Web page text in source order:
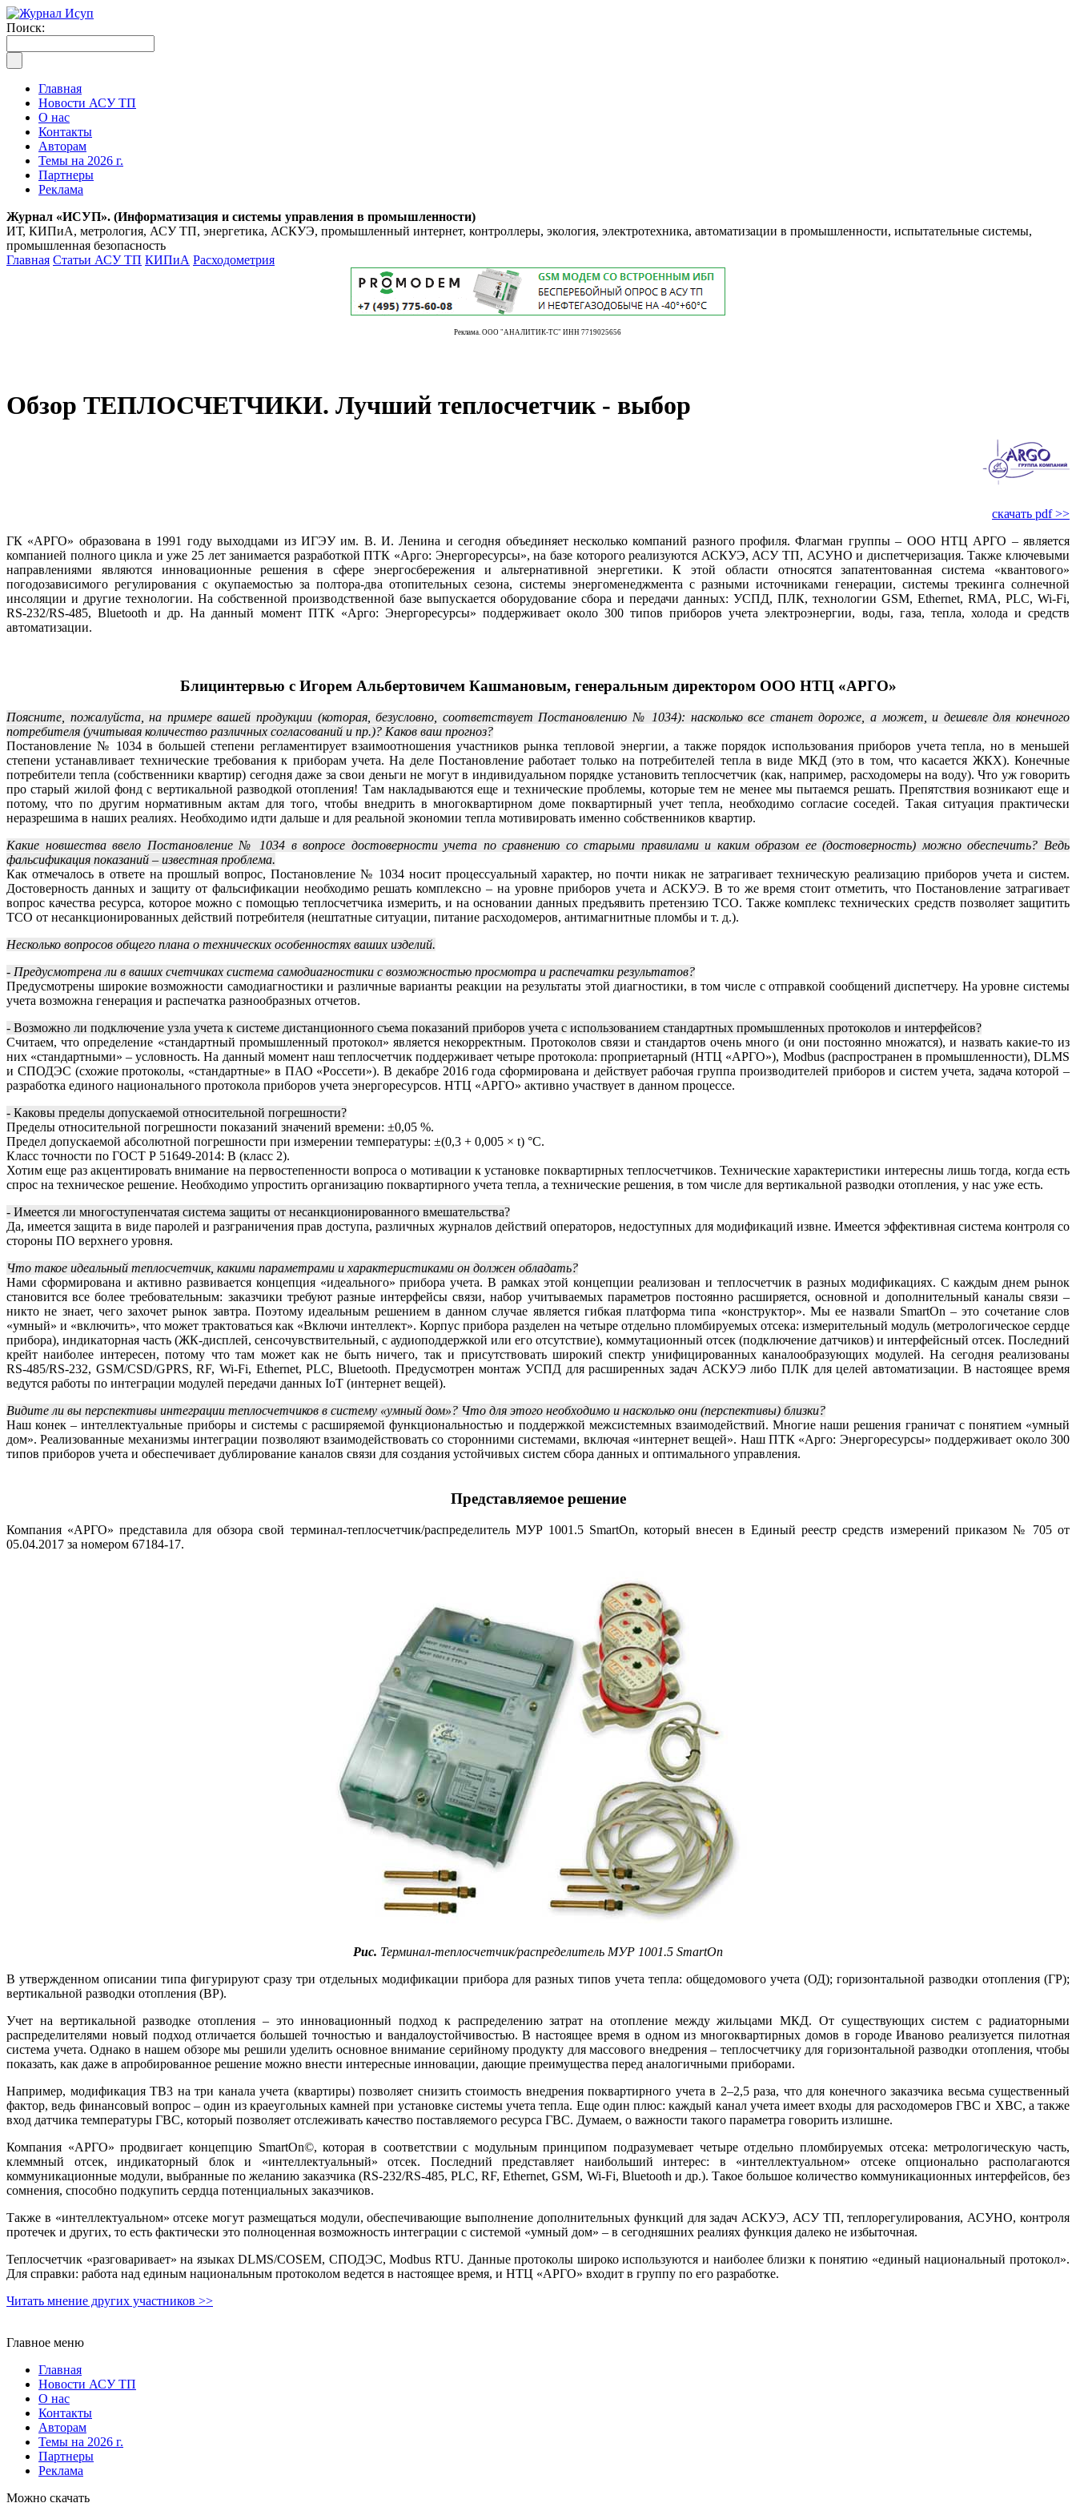
Поиск:
Главная
Новости АСУ ТП
О нас
Контакты
Авторам
Темы на 2026 г.
Партнеры
Реклама
Журнал «ИСУП». (Информатизация и системы управления в промышленности)
ИТ, КИПиА, метрология, АСУ ТП, энергетика, АСКУЭ, промышленный интернет, контроллеры, экология, электротехника, автоматизации в промышленности, испытательные системы,
промышленная безопасность
Главная Статьи АСУ ТП КИПиА Расходометрия
Реклама. ООО "АНАЛИТИК-ТС" ИНН 7719025656
Обзор ТЕПЛОСЧЕТЧИКИ. Лучший теплосчетчик - выбор
скачать pdf >>
ГК «АРГО» образована в 1991 году выходцами из ИГЭУ им. В. И. Ленина и сегодня объединяет несколько компаний разного профиля. Флагман группы – ООО НТЦ АРГО – является
компанией полного цикла и уже 25 лет занимается разработкой ПТК «Арго: Энергоресурсы», на базе которого реализуются АСКУЭ, АСУ ТП, АСУНО и диспетчеризация. Также ключевыми
направлениями являются инновационные решения в сфере энергосбережения и альтернативной энергетики. К этой области относятся запатентованная система «квантового»
погодозависимого регулирования с окупаемостью за полтора-два отопительных сезона, системы энергоменеджмента с разными источниками генерации, системы трекинга солнечной
инсоляции и другие технологии. На собственной производственной базе выпускается оборудование сбора и передачи данных: УСПД, ПЛК, технологии GSM, Ethernet, RMA, PLC, Wi-Fi,
RS‑232/RS‑485, Bluetooth и др. На данный момент ПТК «Арго: Энергоресурсы» поддерживает около 300 типов приборов учета электроэнергии, воды, газа, тепла, холода и средств
автоматизации.
Блицинтервью с Игорем Альбертовичем Кашмановым, генеральным директором ООО НТЦ «АРГО»
Поясните, пожалуйста, на примере вашей продукции (которая, безусловно, соответствует Постановлению № 1034): насколько все станет дороже, а может, и дешевле для конечного
потребителя (учитывая количество различных согласований и пр.)? Каков ваш прогноз?
Постановление № 1034 в большей степени регламентирует взаимоотношения участников рынка тепловой энергии, а также порядок использования приборов учета тепла, но в меньшей
степени устанавливает технические требования к приборам учета. На деле Постановление работает только на потребителей тепла в виде МКД (это в том, что касается ЖКХ). Конечные
потребители тепла (собственники квартир) сегодня даже за свои деньги не могут в индивидуальном порядке установить теплосчетчик (как, например, расходомеры на воду). Что уж говорить
про старый жилой фонд с вертикальной разводкой отопления! Там накладываются еще и технические проблемы, которые тем не менее мы пытаемся решать. Препятствия возникают еще и
потому, что по другим нормативным актам для того, чтобы внедрить в многоквартирном доме поквартирный учет тепла, необходимо согласие соседей. Такая ситуация практически
неразрешима в наших реалиях. Необходимо идти дальше и для реальной экономии тепла мотивировать именно собственников квартир.
Какие новшества ввело Постановление № 1034 в вопросе достоверности учета по сравнению со старыми правилами и каким образом ее (достоверность) можно обеспечить? Ведь
фальсификация показаний – известная проблема.
Как отмечалось в ответе на прошлый вопрос, Постановление № 1034 носит процессуальный характер, но почти никак не затрагивает техническую реализацию приборов учета и систем.
Достоверность данных и защиту от фальсификации необходимо решать комплексно – на уровне приборов учета и АСКУЭ. В то же время стоит отметить, что Постановление затрагивает
вопрос качества ресурса, которое можно с помощью теплосчетчика измерить, и на основании данных предъявить претензию ТСО. Также комплекс технических средств позволяет защитить
ТСО от несанкционированных действий потребителя (нештатные ситуации, питание расходомеров, антимагнитные пломбы и т. д.).
Несколько вопросов общего плана о технических особенностях ваших изделий.
- Предусмотрена ли в ваших счетчиках система самодиагностики с возможностью просмотра и распечатки результатов?
Предусмотрены широкие возможности самодиагностики и различные варианты реакции на результаты этой диагностики, в том числе с отправкой сообщений диспетчеру. На уровне системы
учета возможна генерация и распечатка разнообразных отчетов.
- Возможно ли подключение узла учета к системе дистанционного съема показаний приборов учета с использованием стандартных промышленных протоколов и интерфейсов?
Считаем, что определение «стандартный промышленный протокол» является некорректным. Протоколов связи и стандартов очень много (и они постоянно множатся), и назвать какие-то из
них «стандартными» – условность. На данный момент наш теплосчетчик поддерживает четыре протокола: проприетарный (НТЦ «АРГО»), Modbus (распространен в промышленности), DLMS
и СПОДЭС (схожие протоколы, «стандартные» в ПАО «Россети»). В декабре 2016 года сформирована и действует рабочая группа производителей приборов и систем учета, задача которой –
разработка единого национального протокола приборов учета энергоресурсов. НТЦ «АРГО» активно участвует в данном процессе.
- Каковы пределы допускаемой относительной погрешности?
Пределы относительной погрешности показаний значений времени: ±0,05 %.
Предел допускаемой абсолютной погрешности при измерении температуры: ±(0,3 + 0,005 × t) °C.
Класс точности по ГОСТ Р 51649-2014: B (класс 2).
Хотим еще раз акцентировать внимание на первостепенности вопроса о мотивации к установке поквартирных теплосчетчиков. Технические характеристики интересны лишь тогда, когда есть
спрос на техническое решение. Необходимо упростить организацию поквартирного учета тепла, а технические решения, в том числе для вертикальной разводки отопления, у нас уже есть.
- Имеется ли многоступенчатая система защиты от несанкционированного вмешательства?
Да, имеется защита в виде паролей и разграничения прав доступа, различных журналов действий операторов, недоступных для модификаций извне. Имеется эффективная система контроля со
стороны ПО верхнего уровня.
Что такое идеальный теплосчетчик, какими параметрами и характеристиками он должен обладать?
Нами сформирована и активно развивается концепция «идеального» прибора учета. В рамках этой концепции реализован и теплосчетчик в разных модификациях. С каждым днем рынок
становится все более требовательным: заказчики требуют разные интерфейсы связи, набор учитываемых параметров постоянно расширяется, основной и дополнительный каналы связи –
никто не знает, чего захочет рынок завтра. Поэтому идеальным решением в данном случае является гибкая платформа типа «конструктор». Мы ее назвали SmartOn – это сочетание слов
«умный» и «включить», что может трактоваться как «Включи интеллект». Корпус прибора разделен на четыре отдельно пломбируемых отсека: измерительный модуль (метрологическое сердце
прибора), индикаторная часть (ЖК-дисплей, сенсочувствительный, с аудиоподдержкой или его отсутствие), коммутационный отсек (подключение датчиков) и интерфейсный отсек. Последний
крейт наиболее интересен, потому что там может как не быть ничего, так и присутствовать широкий спектр унифицированных каналообразующих модулей. На сегодня реализованы
RS‑485/RS‑232, GSM/CSD/GPRS, RF, Wi-Fi, Ethernet, PLC, Bluetooth. Предусмотрен монтаж УСПД для расширенных задач АСКУЭ либо ПЛК для целей автоматизации. В настоящее время
ведутся работы по интеграции модулей передачи данных IoT (интернет вещей).
Видите ли вы перспективы интеграции теплосчетчиков в систему «умный дом»? Что для этого необходимо и насколько они (перспективы) близки?
Наш конек – интеллектуальные приборы и системы с расширяемой функциональностью и поддержкой межсистемных взаимодействий. Многие наши решения граничат с понятием «умный
дом». Реализованные механизмы интеграции позволяют взаимодействовать со сторонними системами, включая «интернет вещей». Наш ПТК «Арго: Энергоресурсы» поддерживает около 300
типов приборов учета и обеспечивает дублирование каналов связи для создания устойчивых систем сбора данных и оптимального управления.
Представляемое решение
Компания «АРГО» представила для обзора свой терминал-теплосчетчик/распределитель МУР 1001.5 SmartOn, который внесен в Единый реестр средств измерений приказом № 705 от
05.04.2017 за номером 67184-17.
Рис. Терминал-теплосчетчик/распределитель МУР 1001.5 SmartOn
В утвержденном описании типа фигурируют сразу три отдельных модификации прибора для разных типов учета тепла: общедомового учета (ОД); горизонтальной разводки отопления (ГР);
вертикальной разводки отопления (ВР).
Учет на вертикальной разводке отопления – это инновационный подход к распределению затрат на отопление между жильцами МКД. От существующих систем с радиаторными
распределителями новый подход отличается большей точностью и вандалоустойчивостью. В настоящее время в одном из многоквартирных домов в городе Иваново реализуется пилотная
система учета. Однако в нашем обзоре мы решили уделить основное внимание серийному продукту для массового внедрения – теплосчетчику для горизонтальной разводки отопления, чтобы
показать, как даже в апробированное решение можно внести интересные инновации, дающие преимущества перед аналогичными приборами.
Например, модификация ТВ3 на три канала учета (квартиры) позволяет снизить стоимость внедрения поквартирного учета в 2–2,5 раза, что для конечного заказчика весьма существенный
фактор, ведь финансовый вопрос – один из краеугольных камней при установке системы учета тепла. Еще один плюс: каждый канал учета имеет входы для расходомеров ГВС и ХВС, а также
вход датчика температуры ГВС, который позволяет отслеживать качество поставляемого ресурса ГВС. Думаем, о важности такого параметра говорить излишне.
Компания «АРГО» продвигает концепцию SmartOn©, которая в соответствии с модульным принципом подразумевает четыре отдельно пломбируемых отсека: метрологическую часть,
клеммный отсек, индикаторный блок и «интеллектуальный» отсек. Последний представляет наибольший интерес: в «интеллектуальном» отсеке опционально располагаются
коммуникационные модули, выбранные по желанию заказчика (RS‑232/RS‑485, PLC, RF, Ethernet, GSM, Wi-Fi, Bluetooth и др.). Такое большое количество коммуникационных интерфейсов, без
сомнения, способно подкупить сердца потенциальных заказчиков.
Также в «интеллектуальном» отсеке могут размещаться модули, обеспечивающие выполнение дополнительных функций для задач АСКУЭ, АСУ ТП, теплорегулирования, ­АСУНО, контроля
протечек и других, то есть фактически это полноценная возможность интеграции с системой «умный дом» – в сегодняшних реалиях функция далеко не избыточная.
Теплосчетчик «разговаривает» на языках DLMS/COSEM, ­СПОДЭС, Modbus RTU. Данные протоколы широко используются и наиболее близки к понятию «единый национальный протокол».
Для справки: работа над единым национальным протоколом ведется в настоящее время, и НТЦ «АРГО» входит в группу по его разработке.
Читать мнение других участников >>
Главное меню
Главная
Новости АСУ ТП
О нас
Контакты
Авторам
Темы на 2026 г.
Партнеры
Реклама
Можно скачать